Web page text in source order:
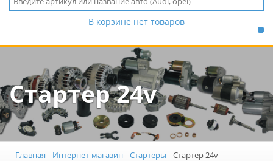
В корзине нет товаров
Стартер 24v
Главная Интернет-магазин Стартеры Стартер 24v